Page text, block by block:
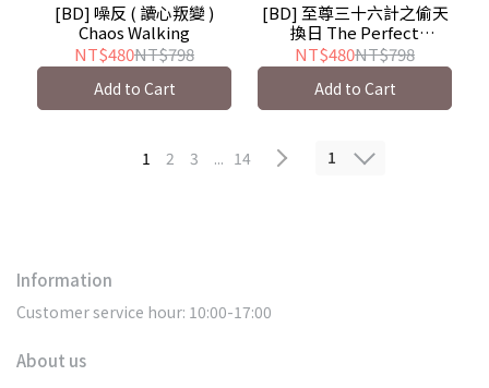
[BD] 噪反 ( 讀心叛變 )
Chaos Walking
NT$480NT$798
Add to Cart
[BD] 至尊三十六計之偷天
換日 The Perfect
Exchange
NT$480NT$798
Add to Cart
1 2 3 ... 14 1
Information
Customer service hour: 10:00-17:00
About us